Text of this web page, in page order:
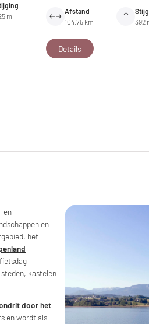
m
Afstand
104.75 km
392
Details
en
en
het
kastelen
door het
en wordt als